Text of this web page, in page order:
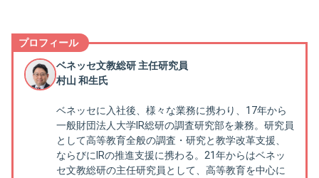
プロフィール
ベネッセ文教総研 主任研究員
村山 和生氏
ベネッセに入社後、様々な業務に携わり、17年から
一般財団法人大学IR総研の調査研究部を兼務。研究員
として高等教育全般の調査・研究と教学改革支援、
ならびにIRの推進支援に携わる。21年からはベネッ
セ文教総研の主任研究員として、高等教育を中心に